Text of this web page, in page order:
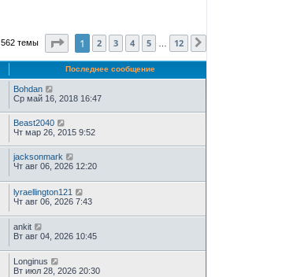
562 темы Страница 1из12
1 2 3 4 5 12
Последнее сообщение
Bohdan
Ср май 16, 2018 16:47
Beast2040
Чт мар 26, 2015 9:52
jacksonmark
Чт авг 06, 2026 12:20
lyraellington121
Чт авг 06, 2026 7:43
ankit
Вт авг 04, 2026 10:45
Longinus
Вт июл 28, 2026 20:30